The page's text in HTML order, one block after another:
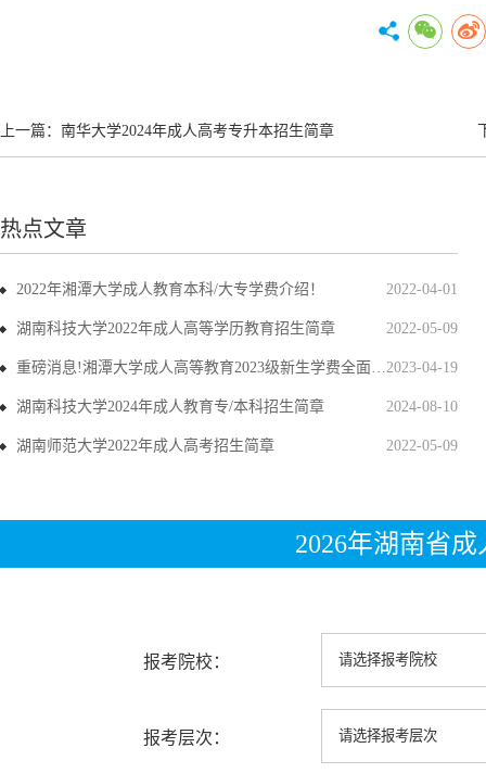
上一篇： 南华大学2024年成人高考专升本招生简章
热点文章
2022-04-01
2022年湘潭大学成人教育本科/大专学费介绍！
2022-05-09
湖南科技大学2022年成人高等学历教育招生简章
2023-04-19
重磅消息!湘潭大学成人高等教育2023级新生学费全面上调
2024-08-10
湖南科技大学2024年成人教育专/本科招生简章
2022-05-09
湖南师范大学2022年成人高考招生简章
2026年湖南省
报考院校：
报考层次：